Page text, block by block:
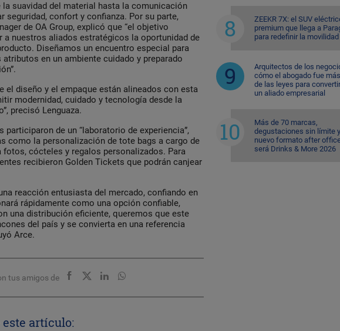
suavidad del material hasta la comunicación
seguridad, confort y confianza. Por su parte,
de OA Group, explicó que “el objetivo
a nuestros aliados estratégicos la oportunidad de
Diseñamos un encuentro especial para
en un ambiente cuidado y preparado
el diseño y el empaque están alineados con esta
modernidad, cuidado y tecnología desde la
precisó Lenguaza.
participaron de un “laboratorio de experiencia”,
como la personalización de tote bags a cargo de
fotos, cócteles y regalos personalizados. Para
recibieron Golden Tickets que podrán canjear
reacción entusiasta del mercado, confiando en
rápidamente como una opción confiable,
una distribución eficiente, queremos que este
del país y se convierta en una referencia
Arce.
tus amigos de
artículo:
ZEEKR 7X: el SUV
premium que llega a
para redefinir la movilidad
Arquitectos de los
cómo el abogado fue
de las leyes para
un aliado empresarial
Más de 70 marcas,
degustaciones sin límite
nuevo formato after
será Drinks & More 2026